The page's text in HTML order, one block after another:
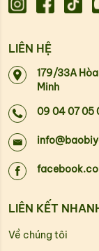
LIÊN HỆ
179/33A
Minh
09 04 07 05
LIÊN KẾT
Về chúng tôi